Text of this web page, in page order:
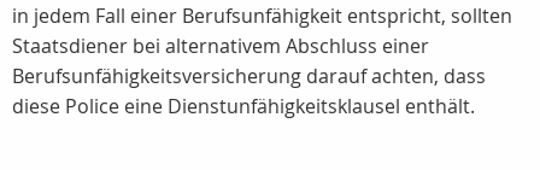
in jedem Fall einer Berufsunfähigkeit entspricht, sollten
Staatsdiener bei alternativem Abschluss einer
Berufsunfähigkeitsversicherung darauf achten, dass
diese Police eine Dienstunfähigkeitsklausel enthält.